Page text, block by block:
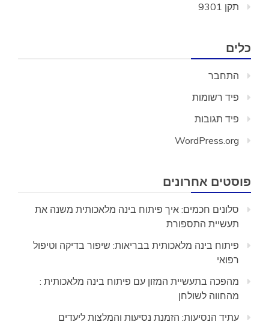
תקן 9301
כלים
התחבר
פיד רשומות
פיד תגובות
WordPress.org
פוסטים אחרונים
סלונים חכמים: איך פיתוח בינה מלאכותית משנה את
תעשיית התספורת
פיתוח בינה מלאכותית בבריאות: שיפור בדיקה וטיפול
רפואי
מהפכה בתעשיית המזון עם פיתוח בינה מלאכותית :
מהחווה לשולחן
עתיד הנסיעות: הזמנת נסיעות והמלצות ליעדים